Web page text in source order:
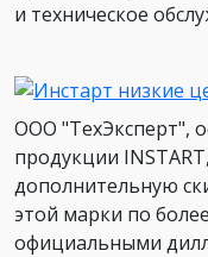
и техническое
ООО "ТехЭксперт",
продукции
дополнительную
этой марки по
официальными